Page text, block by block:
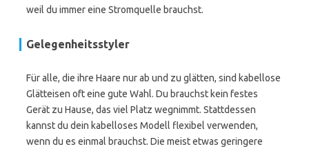
weil du immer eine Stromquelle brauchst.
Gelegenheitsstyler
Für alle, die ihre Haare nur ab und zu glätten, sind kabellose
Glätteisen oft eine gute Wahl. Du brauchst kein festes
Gerät zu Hause, das viel Platz wegnimmt. Stattdessen
kannst du dein kabelloses Modell flexibel verwenden,
wenn du es einmal brauchst. Die meist etwas geringere